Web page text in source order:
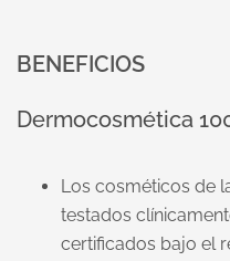
BENEFICIOS
Dermocosmética
Los cosméticos de
testados
certificados bajo el